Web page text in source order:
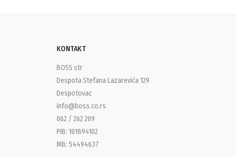
KONTAKT
BOSS str
Despota Stefana Lazarevića 129
Despotovac
info@boss.co.rs
062 / 262 209
PIB: 101894102
MB: 54494637